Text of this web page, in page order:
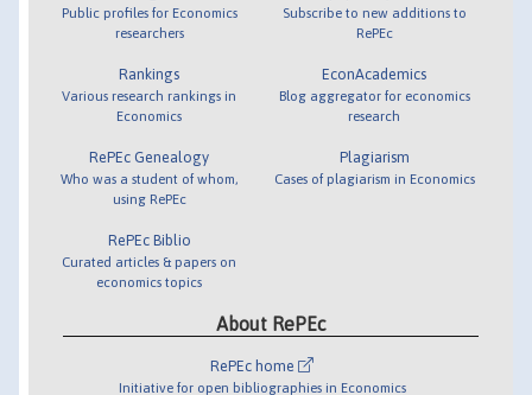
Public profiles for Economics
researchers
Rankings
Various research rankings in
Economics
RePEc Genealogy
Who was a student of whom,
using RePEc
RePEc Biblio
Curated articles & papers on
economics topics
Subscribe to new additions to
RePEc
EconAcademics
Blog aggregator for economics
research
Plagiarism
Cases of plagiarism in Economics
About RePEc
RePEc home
Initiative for open bibliographies in Economics